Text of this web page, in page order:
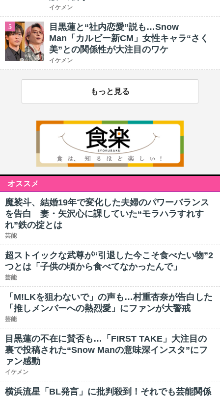
イケメン
5
目黒蓮と“社内恋愛”説も…Snow
Man「カルビー新CM」女性キャラ“さく
美”との関係性が大注目のワケ
イケメン
もっと見る
オススメ
魔裟斗、結婚19年で変化した夫婦のパワーバランス
を告白 妻・矢沢心に課していた“モラハラすれす
れ”鉄の掟とは
芸能
超ストイックな武尊が“引退した今こそ食べたい物”2
つとは「子供の頃から食べてなかったんで」
芸能
「M!LKを狙わないで」の声も…村重杏奈が告白した
「推しメンバーへの熱烈愛」にファンが大警戒
芸能
目黒蓮の不在に賛否も…「FIRST TAKE」大注目の
裏で投稿された“Snow Manの意味深インスタ”にフ
ァン感動
イケメン
横浜流星「BL発言」に批判殺到！それでも芸能関係